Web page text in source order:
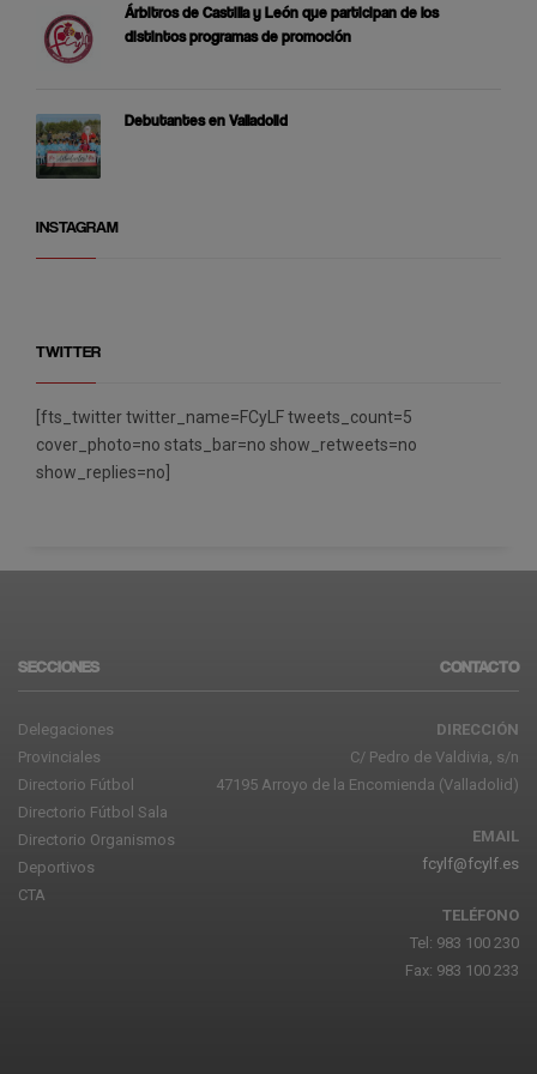
Árbitros de Castilla y León que participan de los
distintos programas de promoción
Debutantes en Valladolid
INSTAGRAM
TWITTER
[fts_twitter twitter_name=FCyLF tweets_count=5
cover_photo=no stats_bar=no show_retweets=no
show_replies=no]
SECCIONES
Delegaciones
Provinciales
Directorio Fútbol
Directorio Fútbol Sala
Directorio Organismos
Deportivos
CTA
CONTACTO
DIRECCIÓN
C/ Pedro de Valdivia, s/n
47195 Arroyo de la Encomienda (Valladolid)
EMAIL
fcylf@fcylf.es
TELÉFONO
Tel: 983 100 230
Fax: 983 100 233